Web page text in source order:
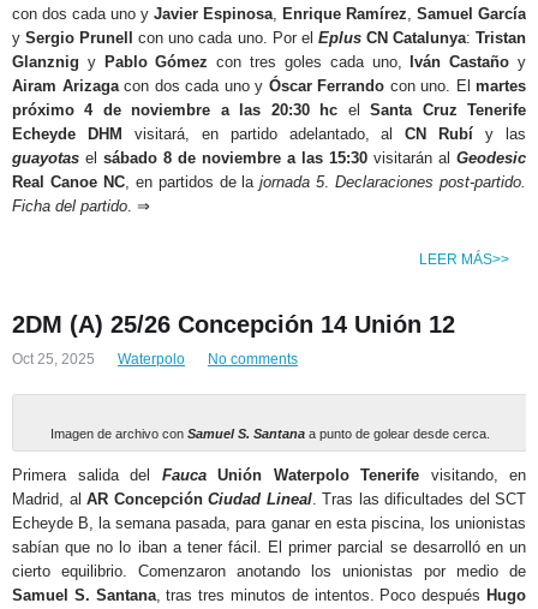
con dos cada uno y Javier Espinosa, Enrique Ramírez, Samuel García
ySergio Prunell con uno cada uno. Por el Eplus CN Catalunya:Tristan
Glanznig y Pablo Gómez con tres goles cada uno, Iván Castaño y
Airam Arizagacon dos cada uno y Óscar Ferrando con uno. El martes
próximo 4 de noviembre a las 20:30 hc elSanta Cruz Tenerife
Echeyde DHM
visitará, en partido adelantado, alCN Rubí y las
guayotas el sábado 8 de noviembre a las 15:30 visitarán al Geodesic
Real Canoe NC, en partidos de lajornada 5.Declaraciones post-partido.
Ficha del partido. ⇒
LEER MÁS>>
2DM (A) 25/26 Concepción 14 Unión 12
Oct 25, 2025 Waterpolo No comments
Imagen de archivo con Samuel S. Santana a punto de golear desde cerca.
Primera salida del FaucaUnión Waterpolo Tenerife visitando, en
Madrid, al AR Concepción Ciudad Lineal. Tras las dificultades del SCT
Echeyde B, la semana pasada, para ganar en esta piscina, los unionistas
sabían que no lo iban a tener fácil. El primer parcial se desarrolló en un
cierto equilibrio. Comenzaron anotando los unionistas por medio de
Samuel S. Santana, tras tres minutos de intentos. Poco después Hugo